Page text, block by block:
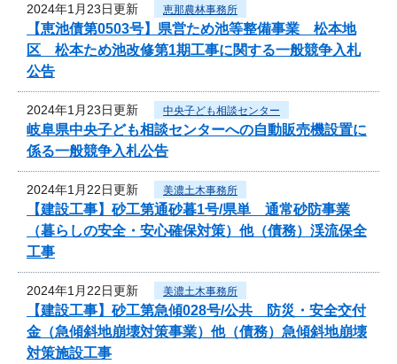
2024年1月23日更新 恵那農林事務所
【恵池債第0503号】県営ため池等整備事業 松本地
区 松本ため池改修第1期工事に関する一般競争入札
公告
2024年1月23日更新 中央子ども相談センター
岐阜県中央子ども相談センターへの自動販売機設置に
係る一般競争入札公告
2024年1月22日更新 美濃土木事務所
【建設工事】砂工第通砂暮1号/県単 通常砂防事業
（暮らしの安全・安心確保対策）他（債務）渓流保全
工事
2024年1月22日更新 美濃土木事務所
【建設工事】砂工第急傾028号/公共 防災・安全交付
金（急傾斜地崩壊対策事業）他（債務）急傾斜地崩壊
対策施設工事